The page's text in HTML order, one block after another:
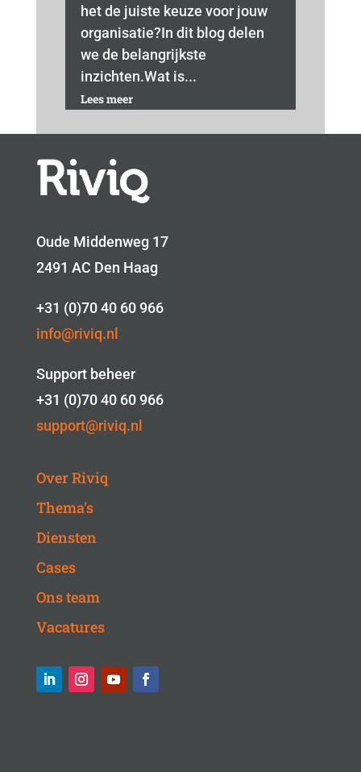
het de juiste keuze voor jouw
organisatie?In dit blog delen
we de belangrijkste
inzichten.Wat is...
Lees meer
Oude Middenweg 17
2491 AC Den Haag
+31 (0)70 40 60 966
info@riviq.nl
Support beheer
+31 (0)70 40 60 966
support@riviq.nl
Over Riviq
Thema’s
Diensten
Cases
Ons team
Vacatures